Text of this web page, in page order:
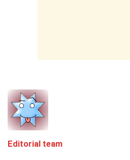
Editorial team